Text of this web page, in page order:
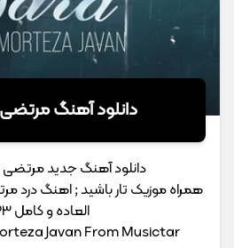
دانلود آهنگ
دانلود آهنگ جدید مرتضی
همراه موزیک تار باشید ; اهنگ درد
العاده و کامل MP3
Javan From Musictar